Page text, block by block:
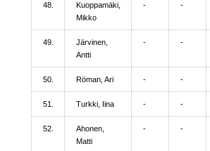
48.
Kuoppamäki,
Mikko
- -
49.
Järvinen,
Antti
- -
50. Röman, Ari - -
51. Turkki, Iina - -
52.
Ahonen,
Matti
- -